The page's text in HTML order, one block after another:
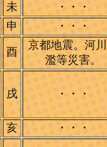
未
・・・
申 ・・・
酉
京都地震。河
濫等災害。
戌 ・・・
亥 ・・・